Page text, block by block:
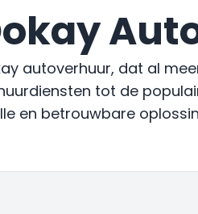
autoverhuur, dat al
tot de
en betrouwbare